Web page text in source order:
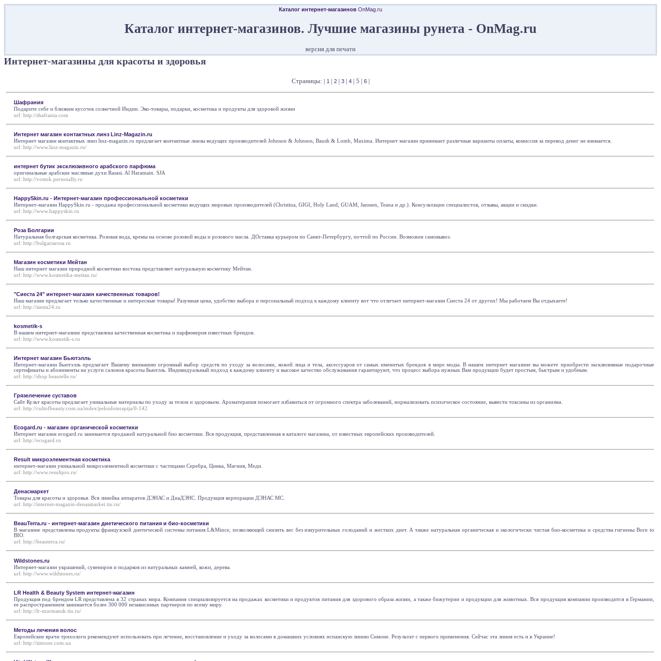
Каталог интернет-магазинов OnMag.ru
Каталог интернет-магазинов. Лучшие магазины рунета - OnMag.ru
версия для печати
Интернет-магазины для красоты и здоровья
Страницы: | 1 | 2| 3| 4| 5 | 6|
Шафрания
Подарите себе и близким кусочек солнечной Индии. Эко-товары, подарки, косметика и продукты для здоровой жизни
url: http://shafrania.com
Интернет магазин контактных линз Linz-Magazin.ru
Интернет магазин контактных линз linz-magazin.ru предлагает контактные линзы ведущих производителей Johnson & Johnson, Baush & Lomb, Maxima. Интернет магазин принимает различные варианты оплаты, комиссия за перевод денег не взимается.
url: http://www.linz-magazin.ru/
интернет бутик эксклюзивного арабского парфюма
оригинальные арабские масляные духи Rasasi. Al Haramain. SJA
url: http://vostok.personally.ru
HappySkin.ru - Интернет-магазин профессиональной косметики
Интернет-магазин HappySkin.ru - продажа профессиональной косметики ведущих мировых производителей (Christina, GIGI, Holy Land, GUAM, Janssen, Teana и др.). Консультации специалистов, отзывы, акции и скидки.
url: http://www.happyskin.ru
Роза Болгарии
Натуральная болгарская косметика. Розовая вода, кремы на основе розовой воды и розового масла. ДОставка курьером по Санкт-Петербургу, почтой по России. Возможен самовывоз.
url: http://bulgariarosa.ru
Магазин косметики Мейтан
Наш интернет магазин природной косметики востока представляет натуральную косметику Мейтан.
url: http://www.kosmetika-meitan.ru/
"Сиеста 24" интернет-магазин качественных товаров!
Наш магазин предлагает только качественные и интересные товары! Разумная цена, удобство выбора и персональный подход к каждому клиенту вот что отличает интернет-магазин Сиеста 24 от других! Мы работаем Вы отдыхаете!
url: http://siesta24.ru
kosmetik-s
В нашем интернет-магазине представлена качественная косметика и парфюмерия известных брендов.
url: http://www.kosmetik-s.ru
Интернет магазин Бьютэлль
Интернет-магазин Бьютэлль предлагает Вашему вниманию огромный выбор средств по уходу за волосами, кожей лица и тела, аксессуаров от самых именитых брендов в мире моды. В нашем интернет магазине вы можете приобрести эксклюзивные подарочные
сертификаты и абонименты на услуги салонов красоты Бьютлль. Индивидуальный подход к каждому клиенту и высокое качество обслуживания гарантируют, что процесс выбора нужных Вам продукции будет простым, быстрым и удобным.
url: http://shop.beautelle.ru/
Грязелечение суставов
Сайт Культ красоты предлагает уникальные материалы по уходу за телом и здоровьем. Ароматерапия помогает избавиться от огромного спектра заболеваний, нормализовать психическое состояние, вывести токсины из организма.
url: http://cultofbeauty.com.ua/index/peloidoterapija/0-142
Ecogard.ru - магазин органической косметики
Интернет магазин ecogard.ru занимается продажей натуральной био косметики. Вся продукция, представленная в каталоге магазина, от известных европейских производителей.
url: http://ecogard.ru
Result микроэлементная косметика
интернет-магазин уникальной микроэлементной косметики с частицами Серебра, Цинка, Магния, Меди.
url: http://www.resultpro.ru/
Денасмаркет
Товары для красоты и здоровья. Вся линейка аппаратов ДЭНАС и ДиаДЭНС. Продукция корпорации ДЭНАС МС.
url: http://internet-magazin-denasmarket.tiu.ru/
BeauTerra.ru - интернет-магазин диетического питания и био-косметики
В магазине представлены продукты французской диетической системы питания L&Mince, позволяющей снизить вес без изнурительных голоданий и жестких диет. А также натуральная органическая и экологически чистая био-косметика и средства гигиены Born to
BIO.
url: http://beauterra.ru/
Wildstones.ru
Интернет-магазин украшений, сувениров и подарков из натуральных камней, кожи, дерева.
url: http://www.wildstones.ru/
LR Health & Beauty System интернет-магазин
Продукция под брендом LR представлена в 32 странах мира. Компания специализируется на продажах косметики и продуктов питания для здорового образа жизни, а также бижутерии и продукции для животных. Вся продукция компании производится в Германии,
ее распространением занимается более 300 000 независимых партнеров по всему миру.
url: http://lr-murmansk.tiu.ru/
Методы лечения волос
Европейские врачи трихологи рекомендуют использовать при лечение, восстановление и уходу за волосами в домашних условиях испанскую линию Симоне. Результат с первого применения. Сейчас эта линия есть и в Украине!
url: http://simone.com.ua